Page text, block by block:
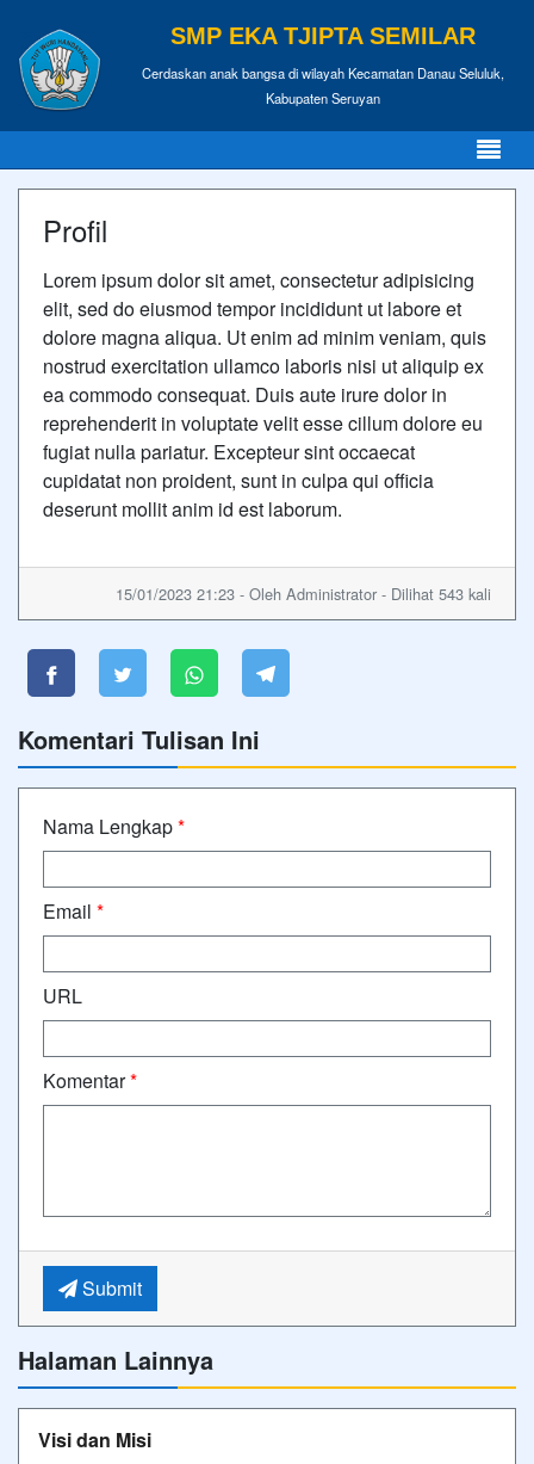
SMP EKA TJIPTA SEMILAR
Cerdaskan anak bangsa di wilayah Kecamatan Danau Seluluk,
Kabupaten Seruyan
Profil
Lorem ipsum dolor sit amet, consectetur adipisicing
elit, sed do eiusmod tempor incididunt ut labore et
dolore magna aliqua. Ut enim ad minim veniam, quis
nostrud exercitation ullamco laboris nisi ut aliquip ex
ea commodo consequat. Duis aute irure dolor in
reprehenderit in voluptate velit esse cillum dolore eu
fugiat nulla pariatur. Excepteur sint occaecat
cupidatat non proident, sunt in culpa qui officia
deserunt mollit anim id est laborum.
15/01/2023 21:23 - Oleh Administrator - Dilihat 543 kali
Komentari Tulisan Ini
Nama Lengkap*
Email *
URL
Komentar*
Submit
Halaman Lainnya
Visi dan Misi